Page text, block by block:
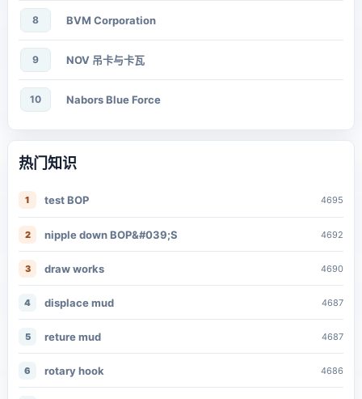
8 BVM Corporation
9 NOV 吊卡与卡瓦
10 Nabors Blue Force
热门知识
1 test BOP 4695
2 nipple down BOP&#039;S 4692
3 draw works 4690
4 displace mud 4687
5 reture mud 4687
6 rotary hook 4686